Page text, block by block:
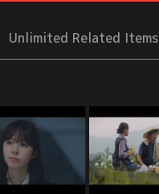
Unlimited Related Items